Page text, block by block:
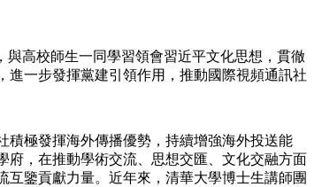
高校師生一同學習領會習近平文化思想，貫徹
一步發揮黨建引領作用，推動國際視頻通訊社
極發揮海外傳播優勢，持續增強海外投送能
府，在推動學術交流、思想交匯、文化交融方面
鑒貢獻力量。近年來，清華大學博士生講師團